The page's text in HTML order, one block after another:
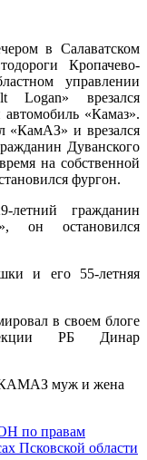
в Салаватском
Кропачево-
управлении
Logan» врезался
«Камаз».
«КамАЗ» и врезался
Дуванского
на собственной
фургон.
летний гражданин
он остановился
и его 55-летняя
в своем блоге
РБ Динар
по правам
Псковской области